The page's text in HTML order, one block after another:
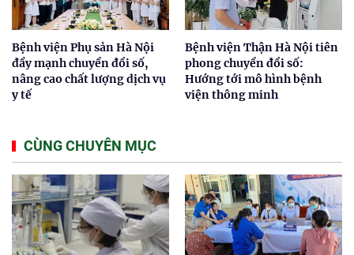
Bệnh viện Phụ sản Hà Nội
đẩy mạnh chuyển đổi số,
nâng cao chất lượng dịch vụ
y tế
Bệnh viện Thận Hà Nội tiên
phong chuyển đổi số:
Hướng tới mô hình bệnh
viện thông minh
CÙNG CHUYÊN MỤC